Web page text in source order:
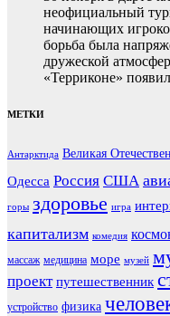
неофициальный
начинающих
борьба была
дружеской
«Терриконе»
МЕТКИ
Антарктида Великая
Одесса Россия США
горы здоровье игра
капитализм комедия
массаж медицина море музей
проект путешественник
устройство физика